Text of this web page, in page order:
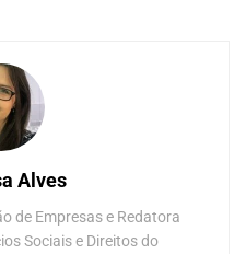
Alves
de Empresas e Redatora
Sociais e Direitos do